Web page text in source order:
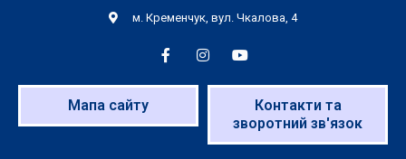
м. Кременчук, вул. Чкалова, 4
Мапа сайту
Контакти та
зворотний зв'язок